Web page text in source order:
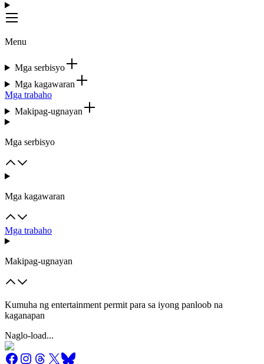
Menu
Mga serbisyo
Mga kagawaran
Mga trabaho
Makipag-ugnayan
Mga serbisyo
Mga kagawaran
Mga trabaho
Makipag-ugnayan
Kumuha ng entertainment permit para sa iyong panloob na
kaganapan
Naglo-load...